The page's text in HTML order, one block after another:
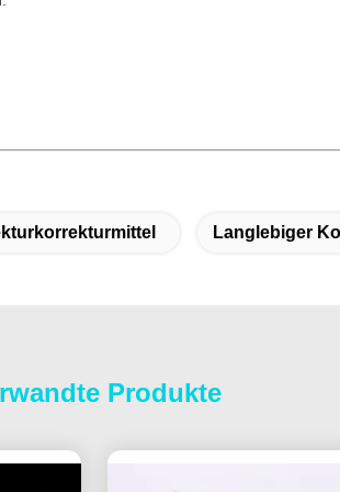
Langlebiger
Produkte